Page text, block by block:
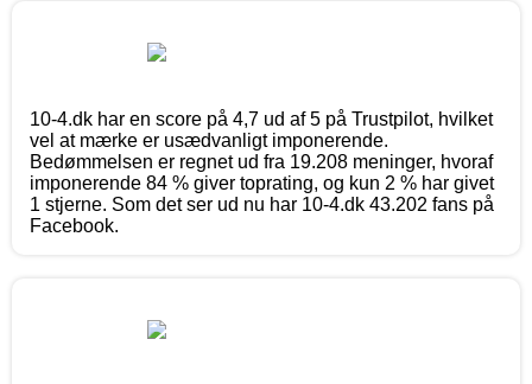
10-4.dk har en score på 4,7 ud af 5 på Trustpilot, hvilket
vel at mærke er usædvanligt imponerende.
Bedømmelsen er regnet ud fra 19.208 meninger, hvoraf
imponerende 84 % giver toprating, og kun 2 % har givet
1 stjerne. Som det ser ud nu har 10-4.dk 43.202 fans på
Facebook.